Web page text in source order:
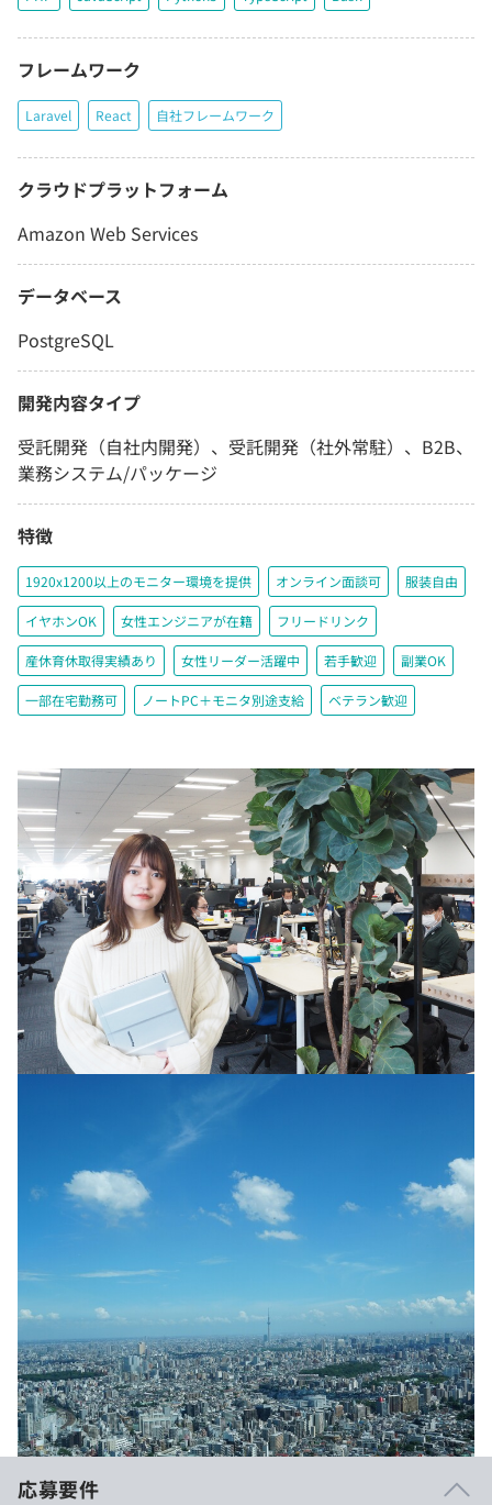
フレームワーク
Laravel React 自社フレームワーク
クラウドプラットフォーム
Amazon Web Services
データベース
PostgreSQL
開発内容タイプ
受託開発（自社内開発）、受託開発（社外常駐）、B2B、
業務システム/パッケージ
特徴
1920x1200以上のモニター環境を提供 オンライン面談可 服装自由
イヤホンOK 女性エンジニアが在籍 フリードリンク
産休育休取得実績あり 女性リーダー活躍中 若手歓迎 副業OK
一部在宅勤務可 ノートPC＋モニタ別途支給 ベテラン歓迎
応募要件